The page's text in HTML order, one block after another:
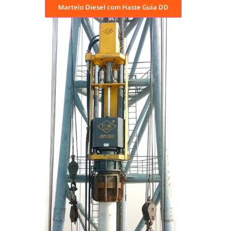
Martelo Diesel com Haste Guia DD